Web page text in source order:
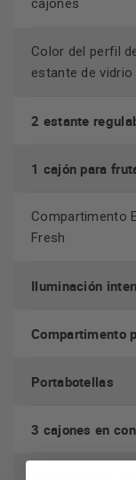
cajones
Color del perfil
estante de vidrio
2 estante
1 cajón para
Compartimento
Fresh
Iluminación
Compartimento
Portabotellas
3 cajones en